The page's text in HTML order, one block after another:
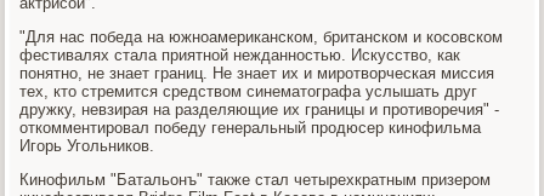
"Для нас победа на южноамериканском, британском и косовском
фестивалях стала приятной нежданностью. Искусство, как
понятно, не знает границ. Не знает их и миротворческая миссия
тех, кто стремится средством синематографа услышать друг
дружку, невзирая на разделяющие их границы и противоречия" -
откомментировал победу генеральный продюсер кинофильма
Игорь Угольников.
Кинофильм "Батальонъ" также стал четырехкратным призером